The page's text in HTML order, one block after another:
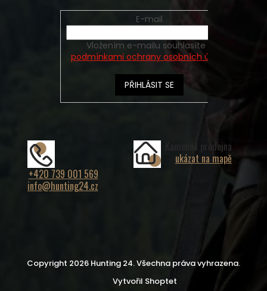
E-mail
podmínkami ochrany osobních údajů
PŘIHLÁSIT SE
+420 739 001 569
info@hunting24.cz
Kamenná prodejna
ukázat na mapě
Vytvořil Shoptet
Copyright 2026 Hunting 24. Všechna práva vyhrazena.